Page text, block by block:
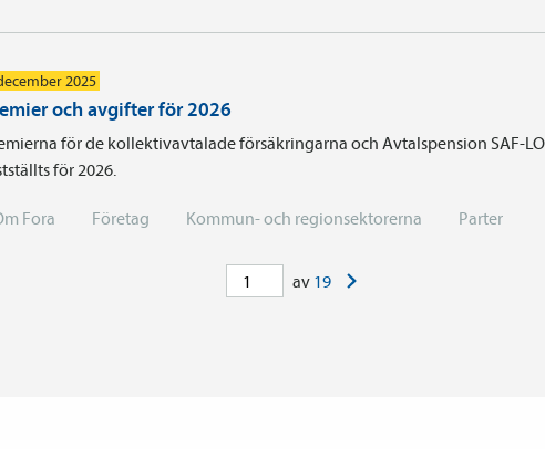
2025
och avgifter för 2026
för de kollektivavtalade försäkringarna och Avtalspension SAF-
för 2026.
Fora Företag Kommun- och regionsektorerna Parter
av 19